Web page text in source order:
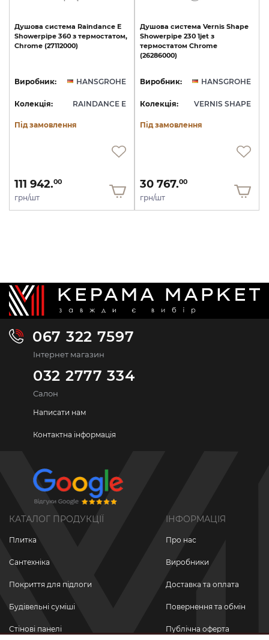
Душова система Raindance E
Showerpipe 360 з термостатом,
Chrome (27112000)
Виробник: HANSGROHE
Колекція: RAINDANCE E
Під замовлення
111 942.00
грн/шт
Душова система Vernis Shape
Showerpipe 230 1jet з
термостатом Chrome
(26286000)
Виробник: HANSGROHE
Колекція: VERNIS SHAPE
Під замовлення
30 767.00
грн/шт
067 322 7597
Інтернет магазин
032 2777 334
Салон
Написати нам
Контактна інформація
КАТАЛОГ ПРОДУКЦІЇ
Плитка
Сантехніка
Покриття для підлоги
Будівельні суміші
Стінові панелі
ІНФОРМАЦІЯ
Про нас
Виробники
Доставка та оплата
Повернення та обмін
Публічна оферта